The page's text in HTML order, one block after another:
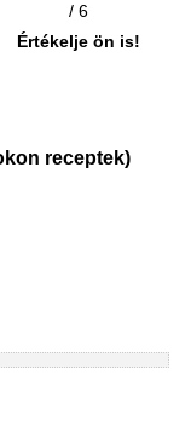
/ 6
Értékelje ön is!
receptek)